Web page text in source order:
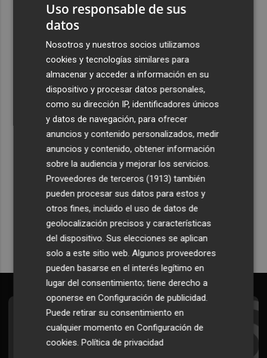
Un gol de Bardeli decide el duelo entre el Levante y su
Vuelven las lluvias este domingo: activan la alerta por
tormentas y posible granizo en la Vega del Segura,
Noroeste, Altiplano y Guadalentín
Recibe toda la actualidad de
Plaza Podcast en tu correo
Quiero suscribirme
Suscríbete al Boletín
Todos los días a primera hora en tu email
Uso responsable de sus
datos
Nosotros y nuestros socios utilizamos
cookies y tecnologías similares para
almacenar y acceder a información en su
dispositivo y procesar datos personales,
como su dirección IP, identificadores únicos
y datos de navegación, para ofrecer
anuncios y contenido personalizados, medir
anuncios y contenido, obtener información
sobre la audiencia y mejorar los servicios.
Proveedores de terceros (1913) también
pueden procesar sus datos para estos y
otros fines, incluido el uso de datos de
geolocalización precisos y características
del dispositivo. Sus elecciones se aplican
solo a este sitio web. Algunos proveedores
pueden basarse en el interés legítimo en
lugar del consentimiento; tiene derecho a
oponerse enConfiguración de publicidad.
Puede retirar su consentimiento en
cualquier momento enConfiguración de
cookies.Política de privacidad